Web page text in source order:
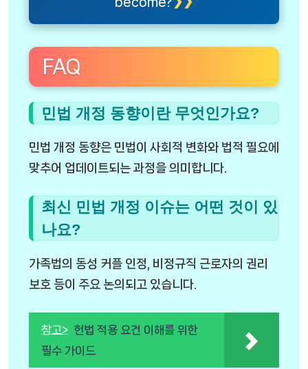
FAQ
민법 개정 동향이란 무엇인가요?
민법 개정 동향은 민법이 사회적 변화와 법적 필요에
맞추어 업데이트되는 과정을 의미합니다.
최신 민법 개정 이슈는 어떤 것이 있
나요?
가족법의 동성 커플 인정, 비정규직 근로자의 권리
보호 등이 주요 논의되고 있습니다.
참고> 헌법 적용 요건 이해를 위한
필수 가이드